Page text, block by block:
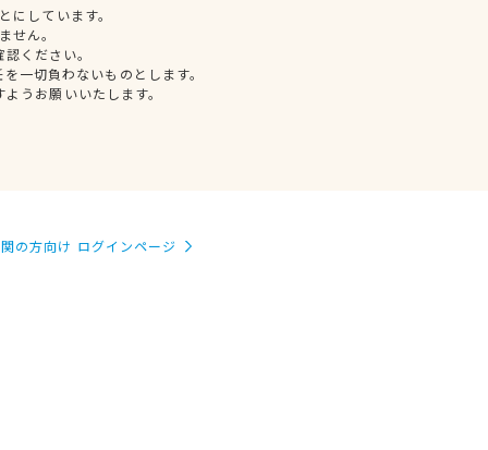
しています。
せん。
ください。
一切負わないものとします。
うお願いいたします。
の方向け ログインページ